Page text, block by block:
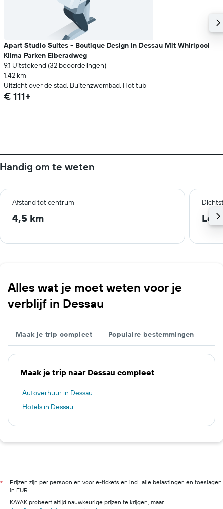
Apart Studio Suites - Boutique Design in Dessau Mit Whirlpool
Klima Parken Elberadweg
9.1 Uitstekend (32 beoordelingen)
1,42 km
Uitzicht over de stad, Buitenzwembad, Hot tub
€ 111+
Handig om te weten
Afstand tot centrum
4,5 km
Alles wat je moet weten voor je
verblijf in Dessau
Maak je trip compleet Populaire bestemmingen
Maak je trip naar Dessau compleet
Autoverhuur in Dessau
Hotels in Dessau
*
Prijzen zijn per persoon en voor e-tickets en incl. alle belastingen en toeslagen
in EUR.
KAYAK probeert altijd nauwkeurige prijzen te krijgen, maar